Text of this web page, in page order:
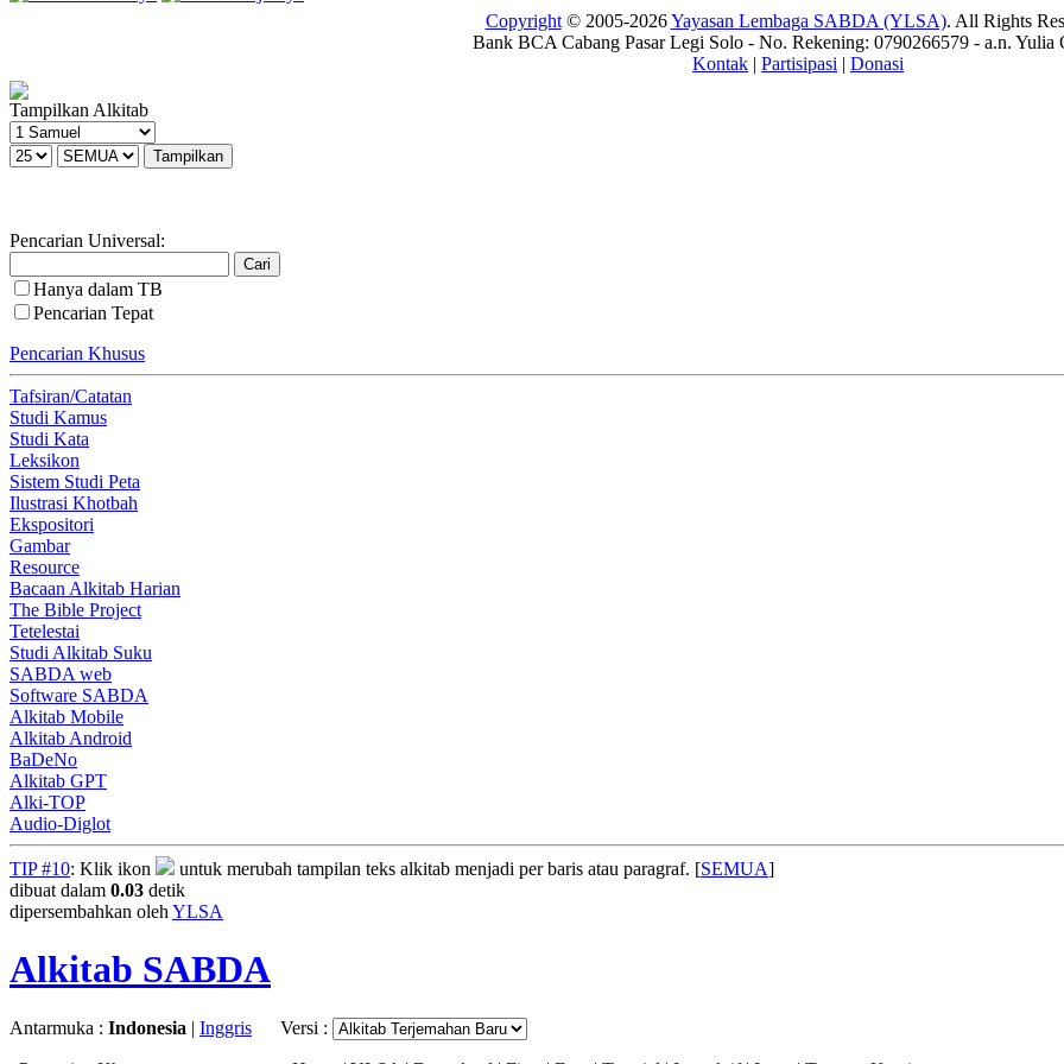
Copyright© 2005-2026Yayasan Lembaga SABDA (YLSA). All Rights
Bank BCA Cabang Pasar Legi Solo - No. Rekening: 0790266579 - a.n. Yulia
Kontak | Partisipasi | Donasi
Tampilkan Alkitab
Pencarian Universal:
Hanya dalam TB
Pencarian Tepat
Pencarian Khusus
Tafsiran/Catatan
Studi Kamus
Studi Kata
Leksikon
Sistem Studi Peta
Ilustrasi Khotbah
Ekspositori
Gambar
Resource
Bacaan Alkitab Harian
The Bible Project
Tetelestai
Studi Alkitab Suku
SABDA web
Software SABDA
Alkitab Mobile
Alkitab Android
BaDeNo
Alkitab GPT
Alki-TOP
Audio-Diglot
TIP #10: Klik ikon untuk merubah tampilan teks alkitab menjadi per baris atau paragraf. [SEMUA]
dibuat dalam 0.03 detik
dipersembahkan oleh YLSA
Alkitab SABDA
Antarmuka : Indonesia | Inggris Versi :